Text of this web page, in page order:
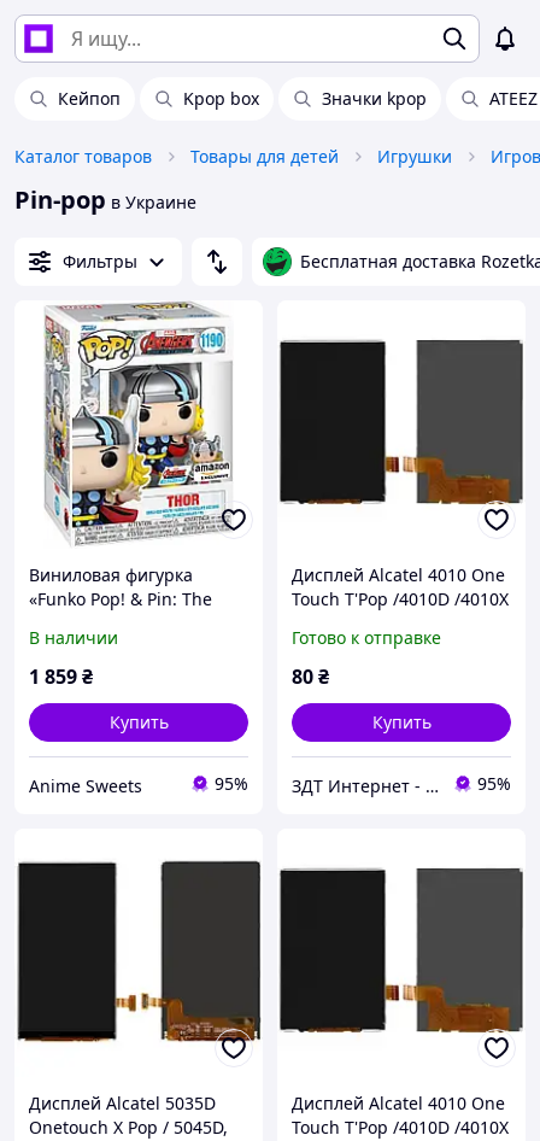
Кейпоп Kpop box Значки kpop
Каталог товаров Товары для детей Игрушки
Pin-pop в Украине
Фильтры Бесплатная доставка
Виниловая фигурка
«Funko Pop! & Pin: The
Mightiest Heroes - 60th
Anniversary»
В наличии
1 859₴
Купить
Anime Sweets 95%
Дисплей Alcatel 4010 One
Touch T'Pop /4010D /4010X
/Vodafone Smart mini
(Vodafone 875), 25 pin
Готово к отправке
80₴
Купить
ЗДТ Интернет - магазин Запчастей и аксессуаров Для Телефонов 95%
Дисплей Alcatel 5035D
Onetouch X Pop / 5045D,
Дисплей Alcatel 4010 One
Touch T'Pop /4010D /4010X